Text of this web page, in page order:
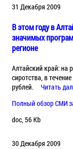
31 Декабря 2009
В этом году в
значимых
регионе
Алтайский край: на
сиротства, в
рублей.
Читать
Полный обзор СМИ
doc, 56 Kb
30 Декабря 2009